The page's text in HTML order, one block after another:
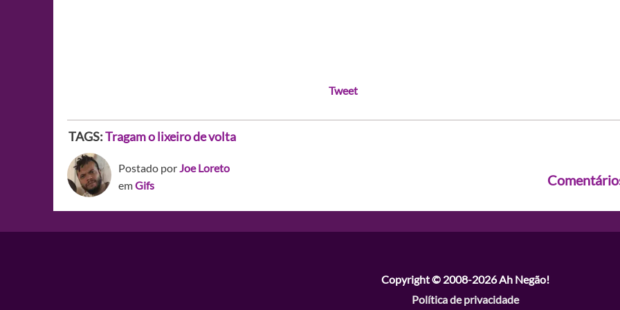
Tweet
TAGS:Tragam o lixeiro de volta
Postado porJoe Loreto
emGifs
Copyright © 2008-2026Ah Negão!
Política de privacidade